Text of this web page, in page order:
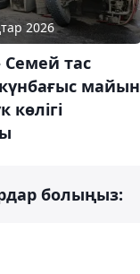
2026
Семей тас
майын
көлігі
болыңыз: